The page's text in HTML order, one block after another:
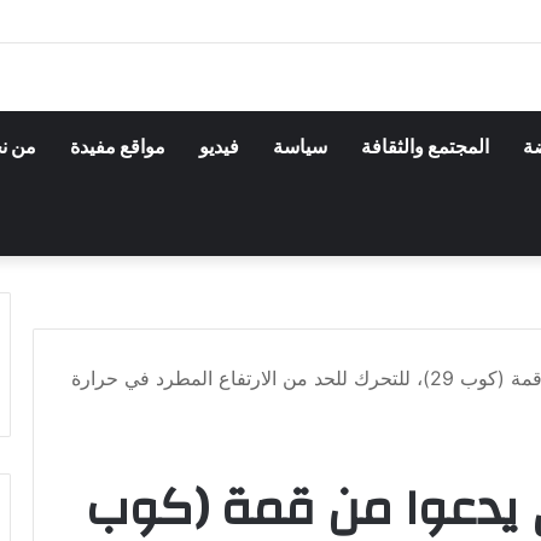
المجتمع والثقافة سياسة فيديو مواقع مفيدة من
الرئيس ولد الغزواني يدعوا من قمة (كوب 29)، للتحرك للحد من الارتفاع المطرد في حرارة
يدعوا من قمة (كوب